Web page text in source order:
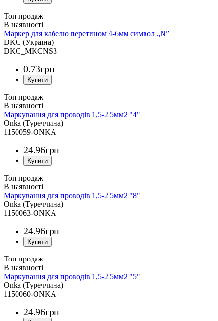
Топ продаж
Маркер для кабелю перетином 4-6мм символ „N”
DKC (Україна)
DKC_MKCNS3
0.73грн
Топ продаж
Маркування для проводів 1,5-2,5мм2 "4"
Onka (Туреччина)
1150059-ONKA
24.96грн
Топ продаж
Маркування для проводів 1,5-2,5мм2 "8"
Onka (Туреччина)
1150063-ONKA
24.96грн
Топ продаж
Маркування для проводів 1,5-2,5мм2 "5"
Onka (Туреччина)
1150060-ONKA
24.96грн